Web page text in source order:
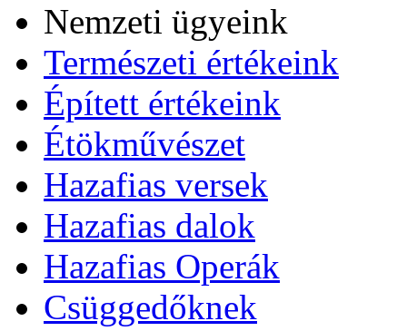
Nemzeti ügyeink
Természeti értékeink
Épített értékeink
Étökművészet
Hazafias versek
Hazafias dalok
Hazafias Operák
Csüggedőknek